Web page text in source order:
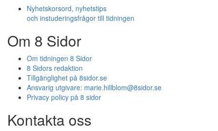
Nyhetskorsord, nyhetstips
och instuderingsfrågor till tidningen
Om 8 Sidor
Om tidningen 8 Sidor
8 Sidors redaktion
Tillgänglighet på 8sidor.se
Ansvarig utgivare: marie.hillblom@8sidor.se
Privacy policy på 8 sidor
Kontakta oss